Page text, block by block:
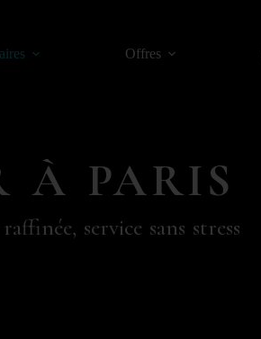
Offres
À PARIS
service sans stress